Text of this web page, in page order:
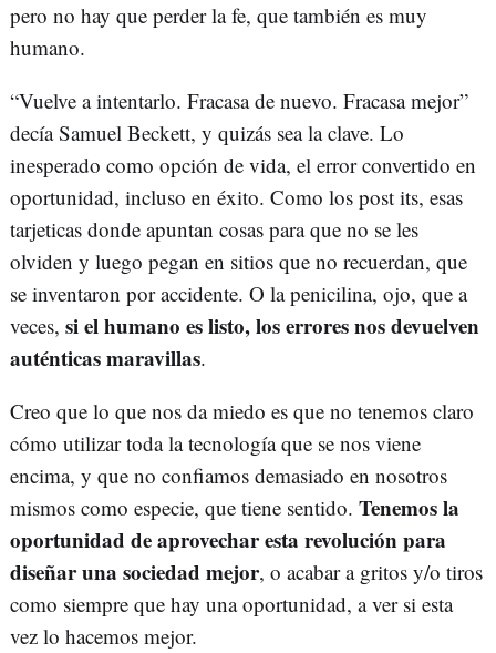
pero no hay que perder la fe, que también es muy
humano.
“Vuelve a intentarlo. Fracasa de nuevo. Fracasa mejor”
decía Samuel Beckett, y quizás sea la clave. Lo
inesperado como opción de vida, el error convertido en
oportunidad, incluso en éxito. Como los post its, esas
tarjeticas donde apuntan cosas para que no se les
olviden y luego pegan en sitios que no recuerdan, que
se inventaron por accidente. O la penicilina, ojo, que a
veces, si el humano es listo, los errores nos devuelven
auténticas maravillas.
Creo que lo que nos da miedo es que no tenemos claro
cómo utilizar toda la tecnología que se nos viene
encima, y que no confiamos demasiado en nosotros
mismos como especie, que tiene sentido. Tenemos la
oportunidad de aprovechar esta revolución para
diseñar una sociedad mejor, o acabar a gritos y/o tiros
como siempre que hay una oportunidad, a ver si esta
vez lo hacemos mejor.